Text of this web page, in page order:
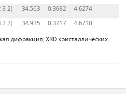
3 2) 34.563 0.3682
4.6274
2 2) 34.935 0.3717 4.6710
дифракция, XRD кристаллических